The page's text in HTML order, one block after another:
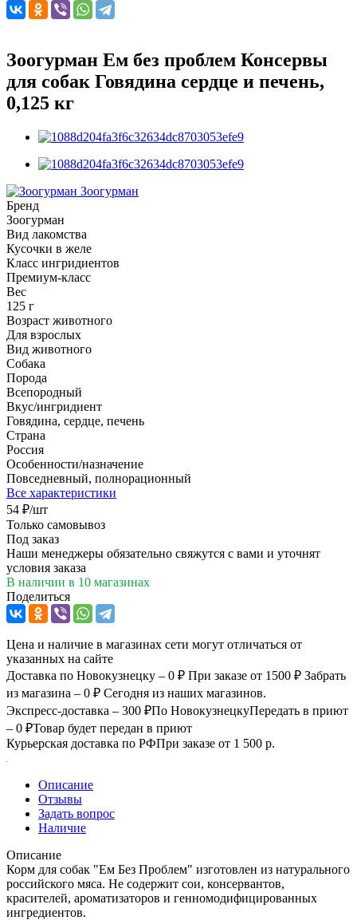
Зоогурман Ем без проблем Консервы
для собак Говядина сердце и печень,
0,125 кг
Зоогурман
Бренд
Зоогурман
Вид лакомства
Кусочки в желе
Класс ингридиентов
Премиум-класс
Вес
125 г
Возраст животного
Для взрослых
Вид животного
Собака
Порода
Всепородный
Вкус/ингридиент
Говядина, сердце, печень
Страна
Россия
Особенности/назначение
Повседневный, полнорационный
Все характеристики
54 ₽/шт
Только самовывоз
Под заказ
Наши менеджеры обязательно свяжутся с вами и уточнят
условия заказа
В наличии в 10 магазинах
Поделиться
Цена и наличие в магазинах сети могут отличаться от
указанных на сайте
Доставка по Новокузнецку – 0 ₽ При заказе от 1500 ₽ Забрать
из магазина – 0 ₽ Сегодня из наших магазинов.
Экспресс-доставка – 300 ₽По НовокузнецкуПередать в приют
– 0 ₽Товар будет передан в приют
Курьерская доставка по РФПри заказе от 1 500 р.
Описание
Отзывы
Задать вопрос
Наличие
Описание
Корм для собак "Ем Без Проблем" изготовлен из натурального
российского мяса. Не содержит сои, консервантов,
красителей, ароматизаторов и генномодифицированных
ингредиентов.